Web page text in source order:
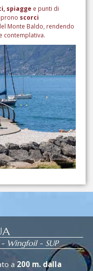
spiagge e punti di
scorci
Monte Baldo, rendendo
contemplativa.
Wingfoil - SUP
a 200 m. dalla